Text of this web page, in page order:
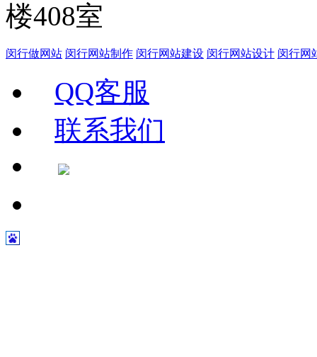
楼408室
闵行做网站 闵行网站制作 闵行网站建设 闵行网站设计 闵行网
QQ客服
联系我们